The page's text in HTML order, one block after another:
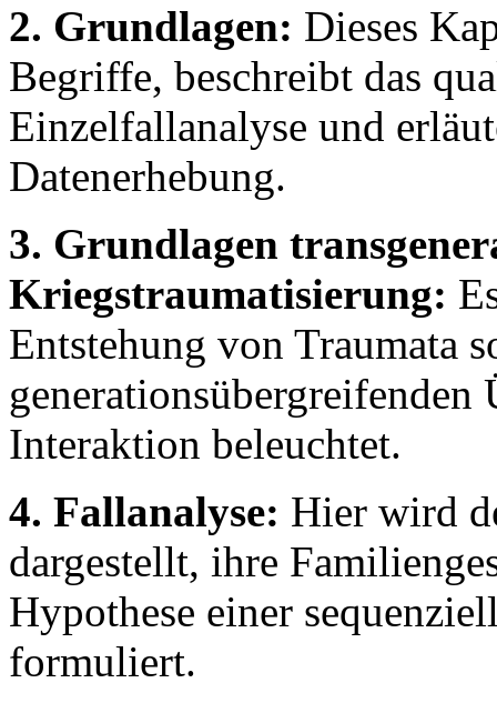
2. Grundlagen: Dieses
Begriffe, beschreibt das
Einzelfallanalyse und
Datenerhebung.
3. Grundlagen
Kriegstraumatisierung:
Entstehung von Traumata
Interaktion beleuchtet.
4. Fallanalyse: Hier wird
dargestellt, ihre
Hypothese einer
formuliert.